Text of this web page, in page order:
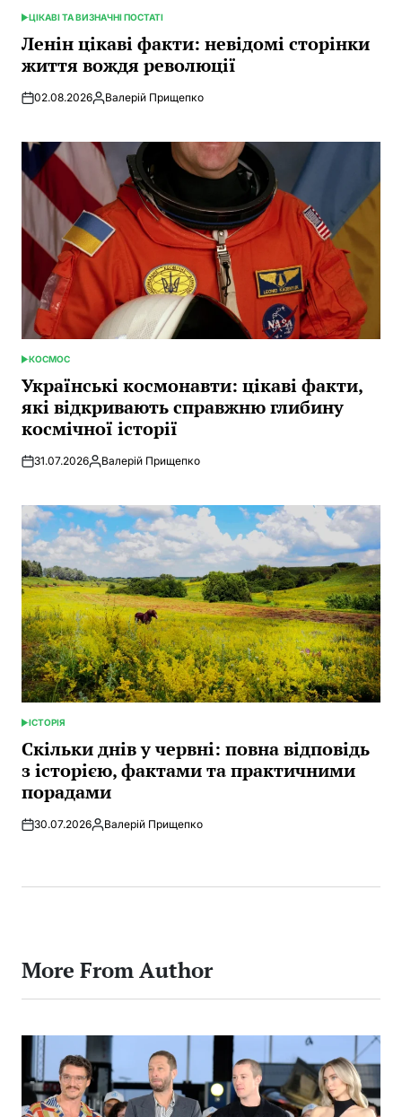
POSTED
IN
ЦІКАВІ ТА ВИЗНАЧНІ ПОСТАТІ
Ленін цікаві факти: невідомі сторінки
життя вождя революції
02.08.2026Posted
Валерій Прищепко
POSTED
IN
КОСМОС
Українські космонавти: цікаві факти,
які відкривають справжню глибину
космічної історії
31.07.2026Posted
Валерій Прищепко
POSTED
IN
ІСТОРІЯ
Скільки днів у червні: повна відповідь
з історією, фактами та практичними
порадами
30.07.2026Posted
Валерій Прищепко
More From Author